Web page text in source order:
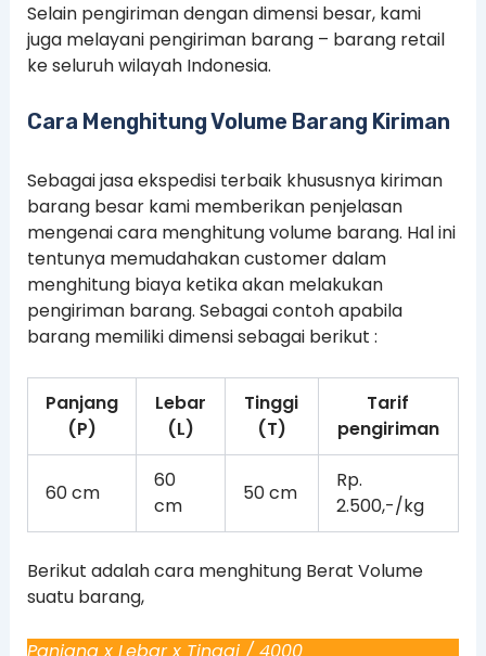
Selain pengiriman dengan dimensi besar, kami
juga melayani pengiriman barang – barang retail
ke seluruh wilayah Indonesia.
Cara Menghitung Volume Barang Kiriman
Sebagai jasa ekspedisi terbaik khususnya kiriman
barang besar kami memberikan penjelasan
mengenai cara menghitung volume barang. Hal ini
tentunya memudahakan customer dalam
menghitung biaya ketika akan melakukan
pengiriman barang. Sebagai contoh apabila
barang memiliki dimensi sebagai berikut :
Panjang
(P)
Lebar
(L)
Tinggi
(T)
Tarif
pengiriman
60 cm
60
cm
50 cm
Rp.
2.500,-/kg
Berikut adalah cara menghitung Berat Volume
suatu barang,